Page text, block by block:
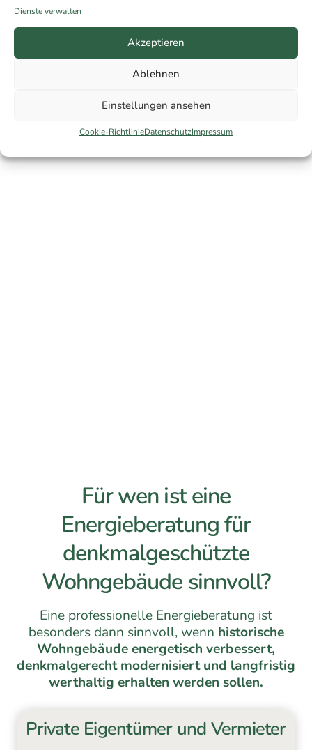
Dienste verwalten
Akzeptieren
Ablehnen
Einstellungen ansehen
Cookie-RichtlinieDatenschutzImpressum
Substanzerhalt und langfristige Wertsteigerung
Für wen ist eine
Energieberatung für
denkmalgeschützte
Wohngebäude sinnvoll?
Eine professionelle Energieberatung ist
besonders dann sinnvoll, wenn historische
Wohngebäude energetisch verbessert,
denkmalgerecht modernisiert und langfristig
werthaltig erhalten werden sollen.
Private Eigentümer und Vermieter